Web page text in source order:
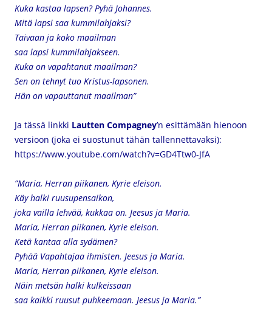
Kuka kastaa lapsen? Pyhä Johannes.
Mitä lapsi saa kummilahjaksi?
Taivaan ja koko maailman
saa lapsi kummilahjakseen.
Kuka on vapahtanut maailman?
Sen on tehnyt tuo Kristus-lapsonen.
Hän on vapauttanut maailman”
Ja tässä linkki Lautten Compagney’n esittämään hienoon
versioon (joka ei suostunut tähän tallennettavaksi):
https://www.youtube.com/watch?v=GD4Ttw0-JfA
”Maria, Herran piikanen, Kyrie eleison.
Käy halki ruusupensaikon,
joka vailla lehvää, kukkaa on. Jeesus ja Maria.
Maria, Herran piikanen, Kyrie eleison.
Ketä kantaa alla sydämen?
Pyhää Vapahtajaa ihmisten. Jeesus ja Maria.
Maria, Herran piikanen, Kyrie eleison.
Näin metsän halki kulkeissaan
saa kaikki ruusut puhkeemaan. Jeesus ja Maria.”